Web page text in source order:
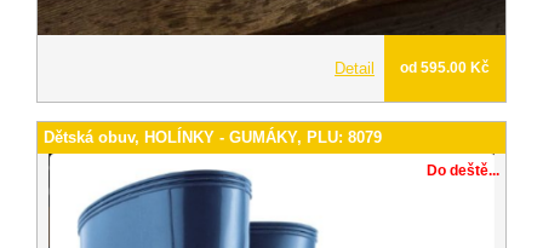
Detail od 595.00 Kč
Dětská obuv, HOLÍNKY - GUMÁKY, PLU: 8079
Do deště...